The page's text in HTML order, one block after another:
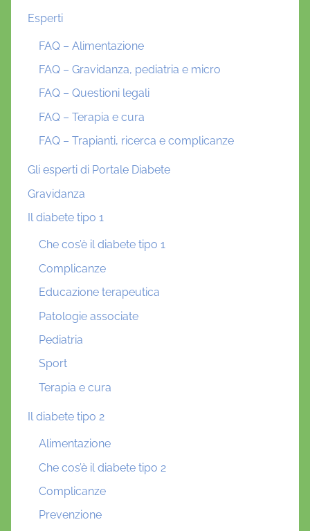
Esperti
FAQ – Alimentazione
FAQ – Gravidanza, pediatria e micro
FAQ – Questioni legali
FAQ – Terapia e cura
FAQ – Trapianti, ricerca e complicanze
Gli esperti di Portale Diabete
Gravidanza
Il diabete tipo 1
Che cos’è il diabete tipo 1
Complicanze
Educazione terapeutica
Patologie associate
Pediatria
Sport
Terapia e cura
Il diabete tipo 2
Alimentazione
Che cos’è il diabete tipo 2
Complicanze
Prevenzione